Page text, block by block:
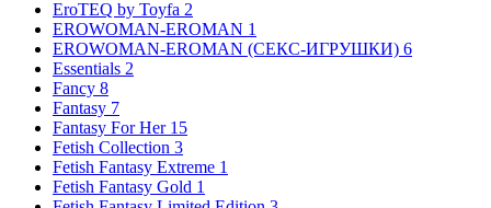
EroTEQ by Toyfa 2
EROWOMAN-EROMAN 1
EROWOMAN-EROMAN (СЕКС-ИГРУШКИ) 6
Essentials 2
Fancy 8
Fantasy 7
Fantasy For Her 15
Fetish Collection 3
Fetish Fantasy Extreme 1
Fetish Fantasy Gold 1